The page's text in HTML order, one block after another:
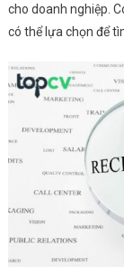
cho doanh nghiệp.
có thể lựa chọn để